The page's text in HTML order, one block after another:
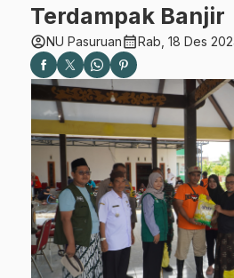
Terdampak Banjir
account_circleNU Pasuruancalendar_monthRab, 18 Des